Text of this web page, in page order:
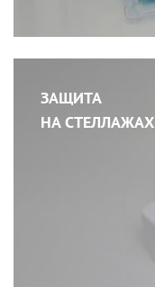
ЗАЩИТА
НА СТЕЛЛАЖАХ